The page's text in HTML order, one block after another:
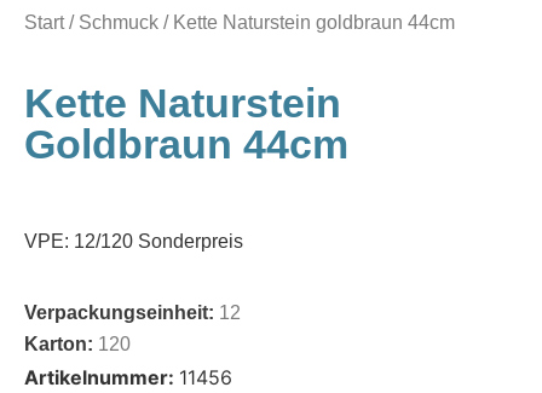
Start/ Schmuck / Kette Naturstein goldbraun 44cm
Kette Naturstein
Goldbraun 44cm
VPE: 12/120 Sonderpreis
Verpackungseinheit: 12
Karton: 120
Artikelnummer: 11456